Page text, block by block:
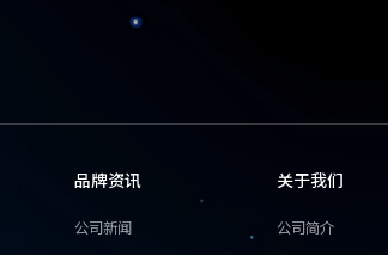
品牌资讯
公司新闻
关于我们
公司简介